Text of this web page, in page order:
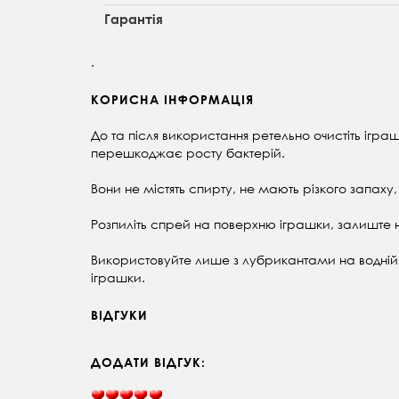
Гарантія
.
КОРИСНА ІНФОРМАЦІЯ
До та після використання ретельно очистіть
перешкоджає росту бактерій.
Вони не містять спирту, не мають різкого
Розпиліть спрей на поверхню іграшки,
Використовуйте лише з лубрикантами на
іграшки.
ВІДГУКИ
ДОДАТИ ВІДГУК: